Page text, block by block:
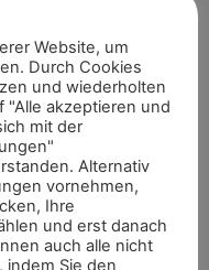
sicherten sie sich
Meisterschaften der
galoppierten in der
Beiden konnten den
wiederholten diesen
Runde am Turnier-
dann nicht ganz auf
Springfehler in beiden
Website, um
Durch Cookies
und wiederholten
"Alle akzeptieren und
mit der
Alternativ
vornehmen,
Ihre
und erst danach
auch alle nicht
Sie den